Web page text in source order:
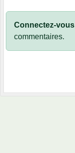
Connectez-vous
commentaires.